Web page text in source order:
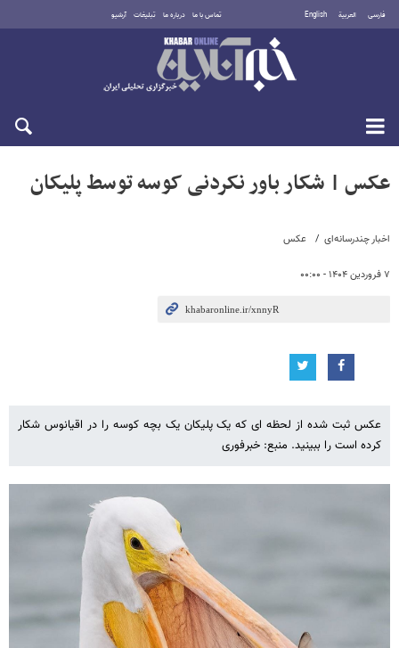
فارسی العربية English تماس با ما درباره ما تبلیغات آرشیو
سه‌شنبه ۲۰ مرداد ۱۴۰۵
اخبار چندرسانه‌ای عکس
۷ فروردین ۱۴۰۴ - ۰۰:۰۰
عکس | شکار باور نکردنی کوسه توسط پلیکان
عکس ثبت شده از لحظه ای که یک پلیکان یک بچه کوسه را در اقیانوس شکار
کرده است را ببینید. منبع: خبرفوری